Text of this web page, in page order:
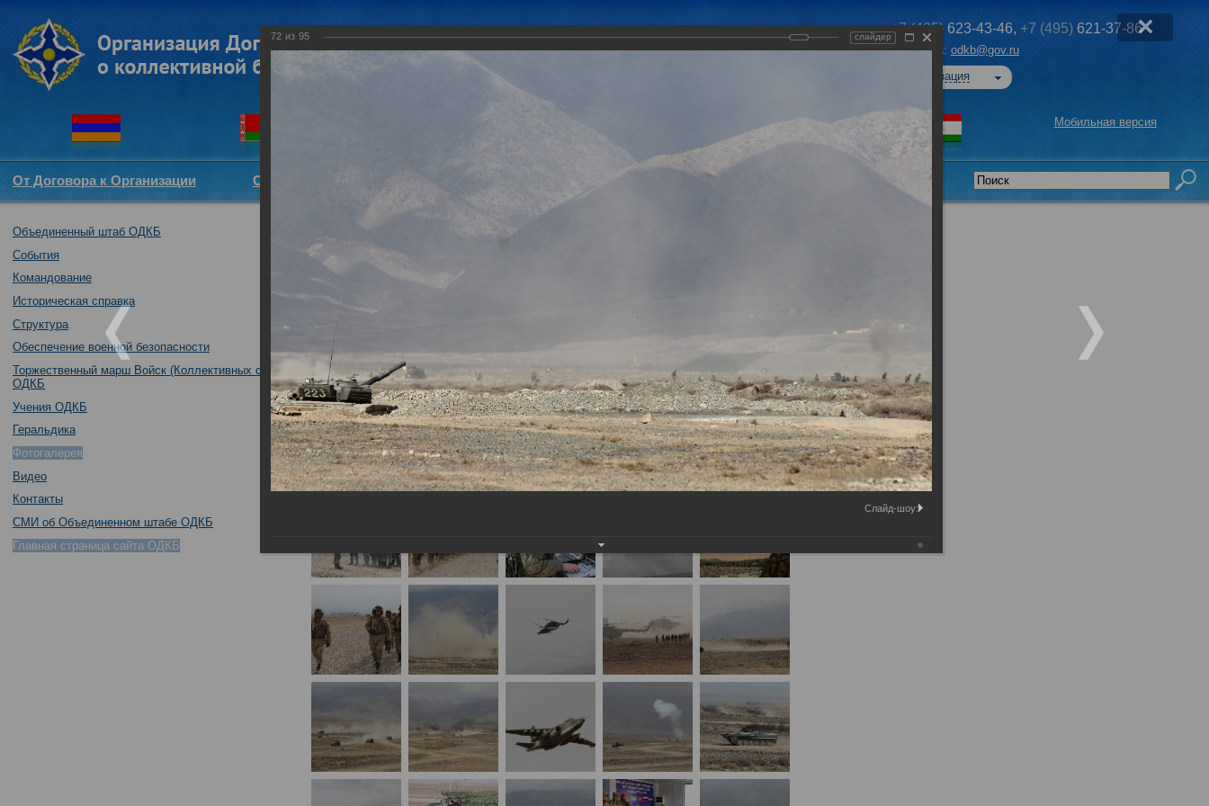
+7 (495) 623-43-46, +7 (495) 621-37-86
Эл. почта: odkb@gov.ru
Авторизация
Мобильная версия
От Договора к Организации Структура ОДКБ Приоритеты председательства
Объединенный штаб ОДКБ
События
Командование
Историческая справка
Структура
Обеспечение военной безопасности
Торжественный марш Войск (Коллективных сил)
ОДКБ
Учения ОДКБ
Геральдика
Фотогалерея
Видео
Контакты
СМИ об Объединенном штабе ОДКБ
Главная страница сайта ОДКБ
Воинские контингенты КСОР ОДКБ отрабатывают в рамках учения «Взаимодействие-2018»
практические действия с боевой стрельбой.
72 из 95 слайдер
Слайд-шоу: